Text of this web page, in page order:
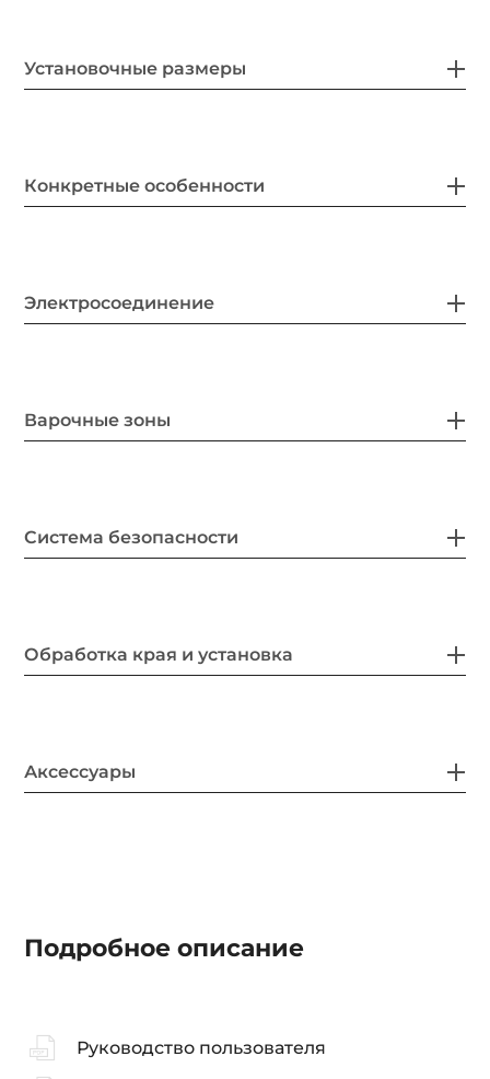
Установочные размеры
Конкретные особенности
Электросоединение
Варочные зоны
Система безопасности
Обработка края и установка
Аксессуары
Подробное описание
Руководство пользователя